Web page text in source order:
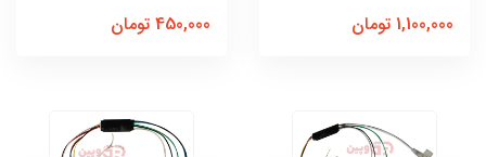
1,100,000 تومان 450,000 تومان